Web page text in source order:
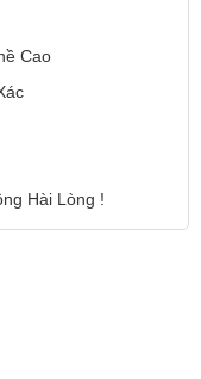
Cao
Hài Lòng !